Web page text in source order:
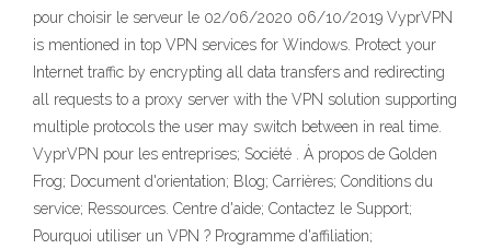
pour choisir le serveur le 02/06/2020 06/10/2019 VyprVPN
is mentioned in top VPN services for Windows. Protect your
Internet traffic by encrypting all data transfers and redirecting
all requests to a proxy server with the VPN solution supporting
multiple protocols the user may switch between in real time.
VyprVPN pour les entreprises; Société . À propos de Golden
Frog; Document d'orientation; Blog; Carrières; Conditions du
service; Ressources. Centre d'aide; Contactez le Support;
Pourquoi utiliser un VPN ? Programme d'affiliation;